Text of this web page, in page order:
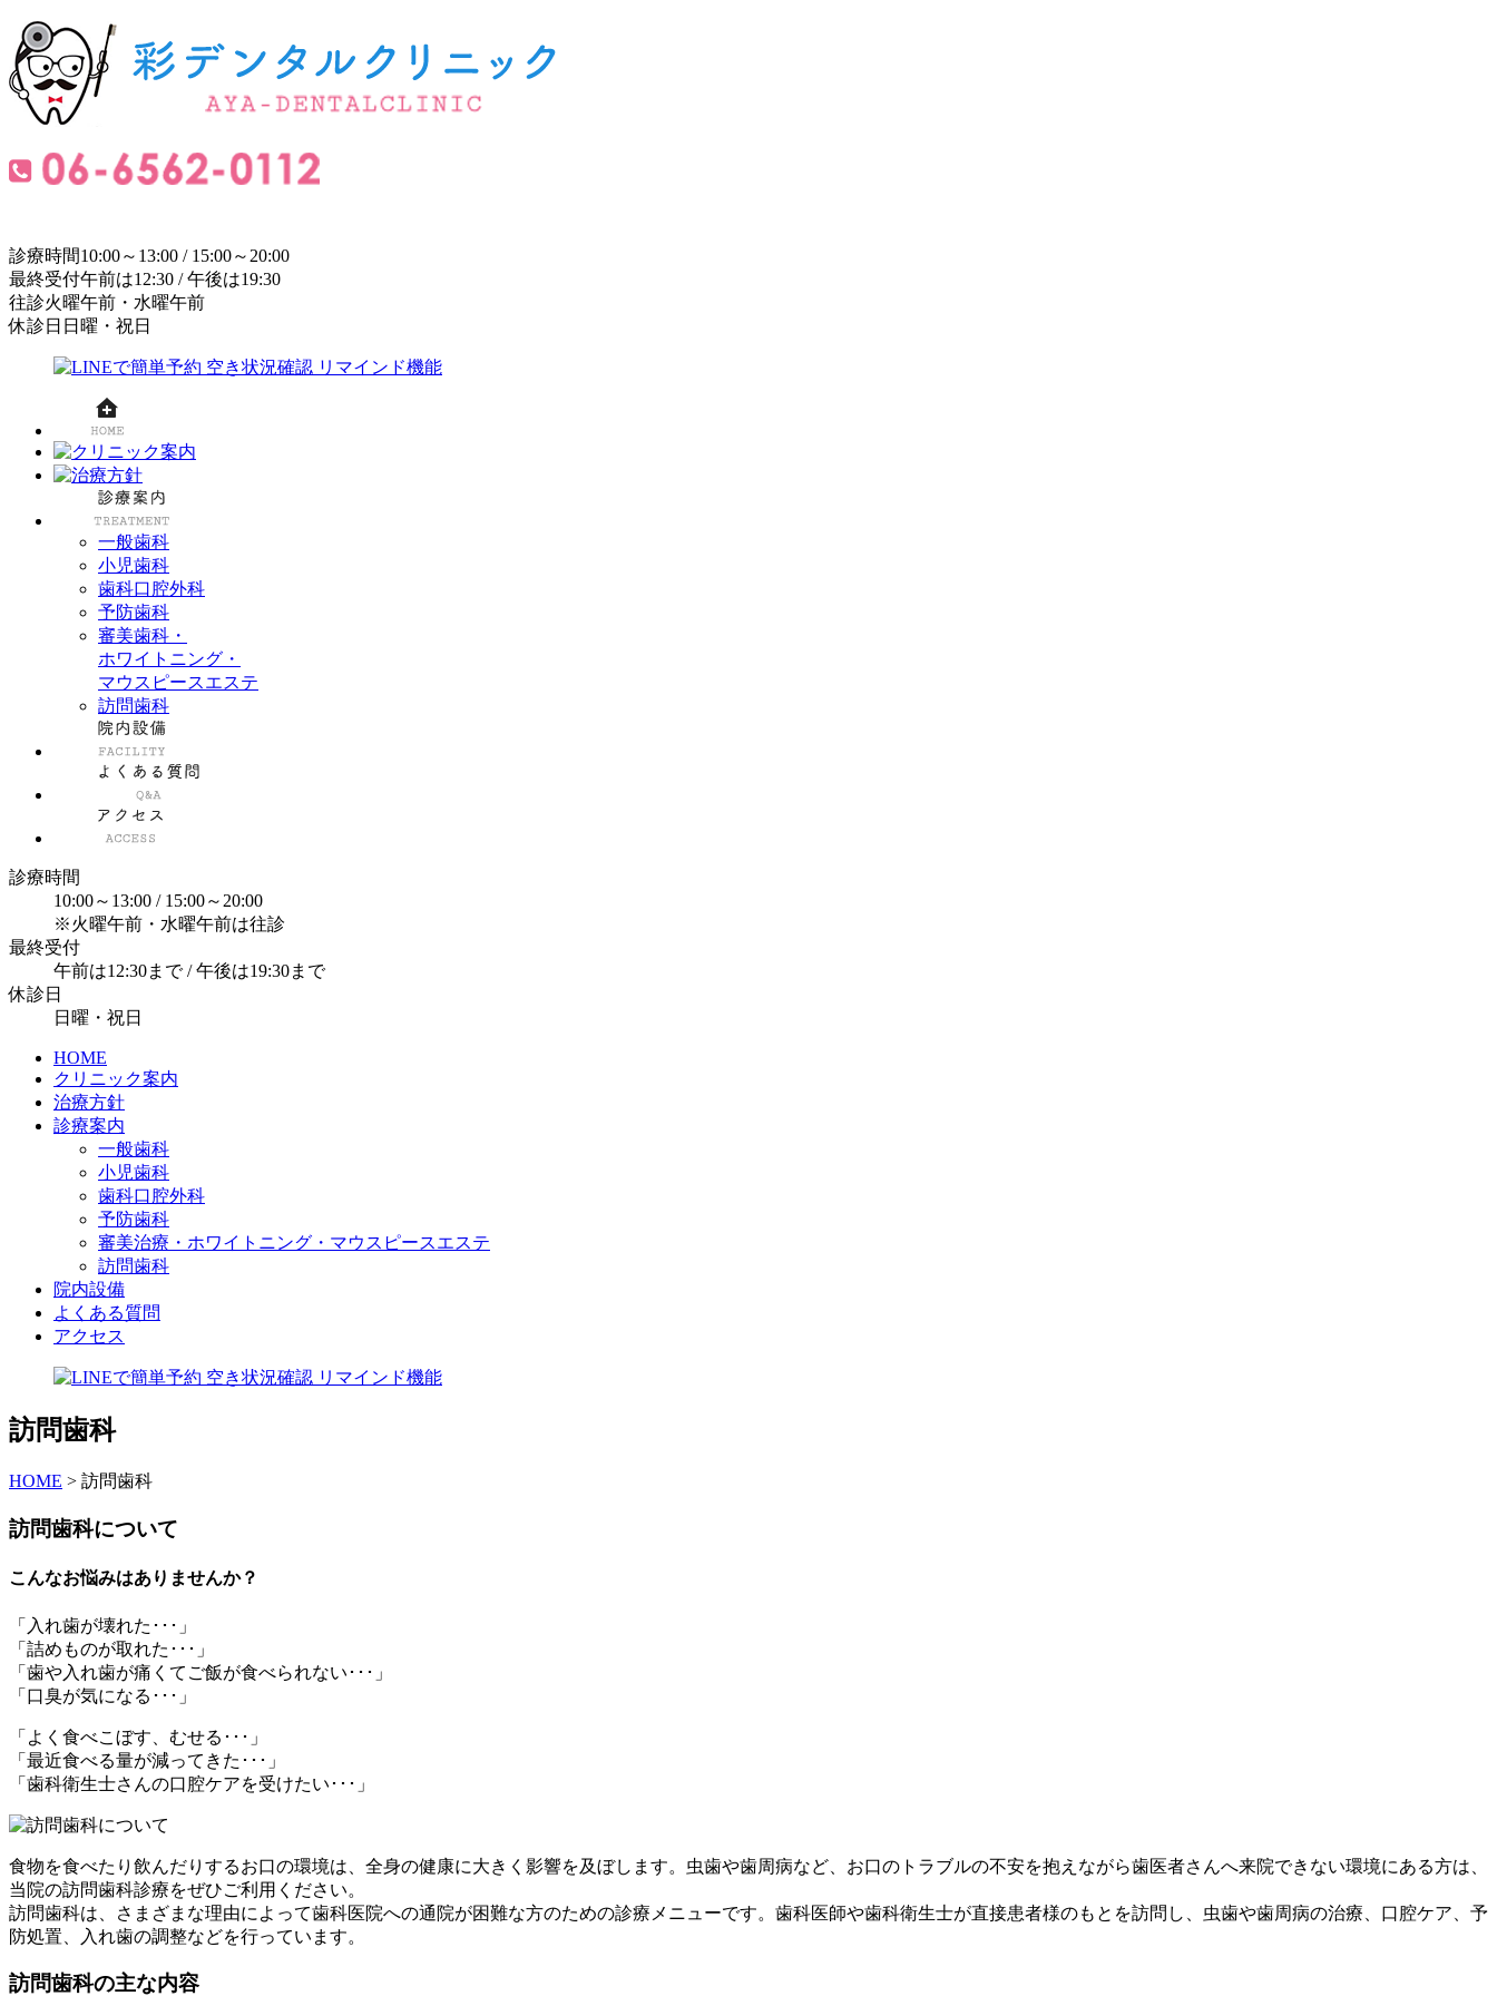
診療時間10:00～13:00 / 15:00～20:00
最終受付午前は12:30 / 午後は19:30
往診火曜午前・水曜午前
休診日 日曜・祝日
一般歯科
小児歯科
歯科口腔外科
予防歯科
審美歯科・
ホワイトニング・
マウスピースエステ
訪問歯科
診療時間
10:00～13:00 / 15:00～20:00
※火曜午前・水曜午前は往診
最終受付
午前は12:30まで / 午後は19:30まで
休診日
日曜・祝日
HOME
クリニック案内
治療方針
診療案内
一般歯科
小児歯科
歯科口腔外科
予防歯科
審美治療・ホワイトニング・マウスピースエステ
訪問歯科
院内設備
よくある質問
アクセス
訪問歯科
HOME > 訪問歯科
訪問歯科について
こんなお悩みはありませんか？
「入れ歯が壊れた･･･」
「詰めものが取れた･･･」
「歯や入れ歯が痛くてご飯が食べられない･･･」
「口臭が気になる･･･」
「よく食べこぼす、むせる･･･」
「最近食べる量が減ってきた･･･」
「歯科衛生士さんの口腔ケアを受けたい･･･」
食物を食べたり飲んだりするお口の環境は、全身の健康に大きく影響を及ぼします。虫歯や歯周病など、お口のトラブルの不安を抱えながら歯医者さんへ来院できない環境にある方は、
当院の訪問歯科診療をぜひご利用ください。
訪問歯科は、さまざまな理由によって歯科医院への通院が困難な方のための診療メニューです。歯科医師や歯科衛生士が直接患者様のもとを訪問し、虫歯や歯周病の治療、口腔ケア、予
防処置、入れ歯の調整などを行っています。
訪問歯科の主な内容